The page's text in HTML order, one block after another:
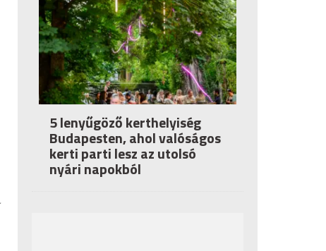
5 lenyűgöző kerthelyiség
Budapesten, ahol valóságos
kerti parti lesz az utolsó
nyári napokból